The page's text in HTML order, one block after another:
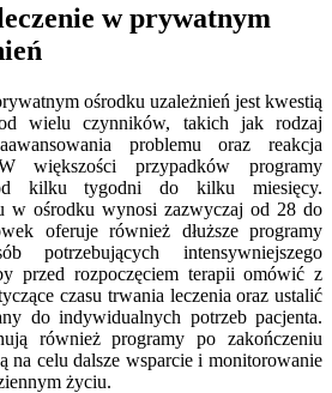
w prywatnym
ośrodku uzależnień jest kwestią
wielu czynników, takich jak rodzaj
problemu oraz reakcja
większości przypadków programy
kilku tygodni do kilku miesięcy.
w ośrodku wynosi zazwyczaj od 28 do
oferuje również dłuższe programy
potrzebujących intensywniejszego
przed rozpoczęciem terapii omówić z
czasu trwania leczenia oraz ustalić
do indywidualnych potrzeb pacjenta.
również programy po zakończeniu
na celu dalsze wsparcie i monitorowanie
życiu.